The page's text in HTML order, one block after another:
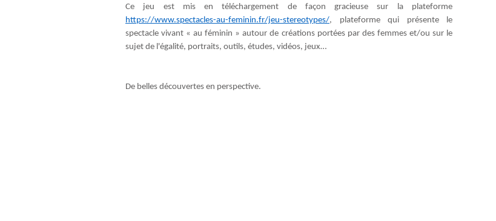
Ce jeu est mis en téléchargement de façon gracieuse sur la plateforme
https://www.spectacles-au-feminin.fr/jeu-stereotypes/, plateforme qui présente le
spectacle vivant « au féminin » autour de créations portées par des femmes et/ou sur le
sujet de l'égalité, portraits, outils, études, vidéos, jeux…
De belles découvertes en perspective.